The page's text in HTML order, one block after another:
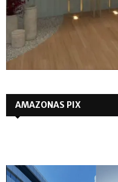
AMAZONAS PIX